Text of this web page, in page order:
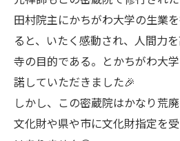
田村院主にかちがわ大学の生業
ると、いたく感動され、人間力
寺の目的である。とかちがわ大
諾していただきました🎉
しかし、この密蔵院はかなり荒
文化財や県や市に文化財指定を